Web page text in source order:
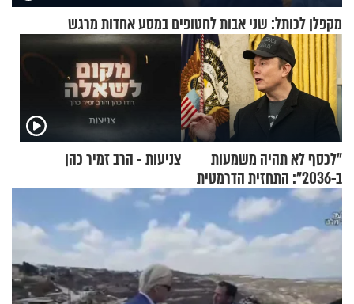
מקפלן לכותל: שני אבות לחטופים במסע אחדות מרגש
"לכסף לא תהיה משמעות
ב-2036": התחזית הדרמטית
של אילון מאסק על עתיד
הכלכלה
צניעות - הרב זמיר כהן